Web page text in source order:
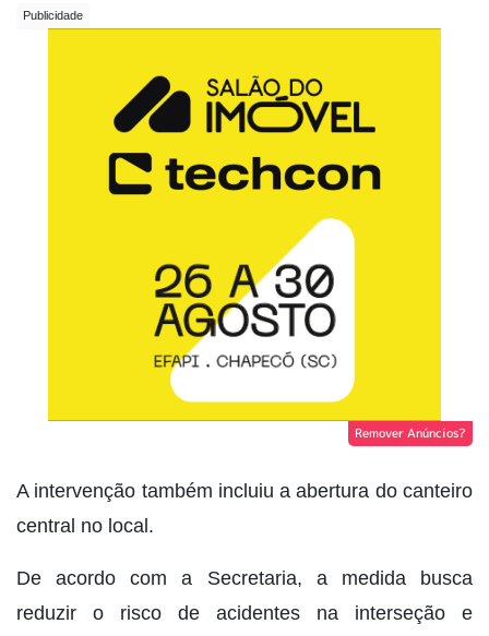
Remover Anúncios?
A intervenção também incluiu a abertura do canteiro
central no local.
De acordo com a Secretaria, a medida busca
reduzir o risco de acidentes na interseção e